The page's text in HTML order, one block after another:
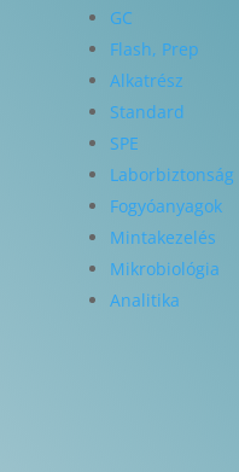
GC
Flash, Prep
Alkatrész
Standard
SPE
Laborbiztonság
Fogyóanyagok
Mintakezelés
Mikrobiológia
Analitika